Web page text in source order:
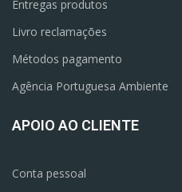
Entregas produtos
Livro reclamações
Métodos pagamento
Agência Portuguesa Ambiente
APOIO AO CLIENTE
Conta pessoal